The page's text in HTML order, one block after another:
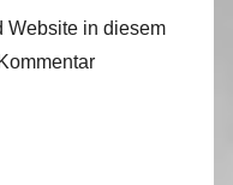
Website in diesem